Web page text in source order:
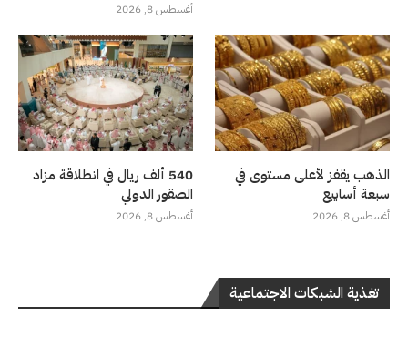
أغسطس 8, 2026
الذهب يقفز لأعلى مستوى في
سبعة أسابيع
أغسطس 8, 2026
540 ألف ريال في انطلاقة مزاد
الصقور الدولي
أغسطس 8, 2026
تغذية الشبكات الاجتماعية